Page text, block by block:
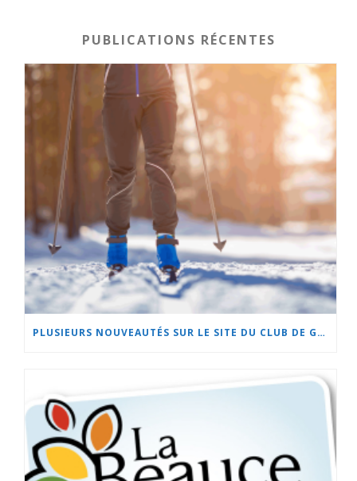
PUBLICATIONS RÉCENTES
PLUSIEURS NOUVEAUTÉS SUR LE SITE DU CLUB DE GOLF DE BEAUCEVILLE ET À L’HÔTEL LA CACHE DU GOLF!